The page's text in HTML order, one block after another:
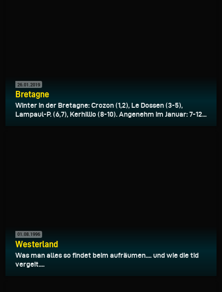
26.01.2019
Bretagne
Winter in der Bretagne: Crozon (1,2), Le Dossen (3-5),
Lampaul-P. (6,7), Kerhillio (8-10). Angenehm im Januar: 7-12...
01.08.1996
Westerland
Was man alles so findet beim aufräumen.... und wie die tid
vergeit....